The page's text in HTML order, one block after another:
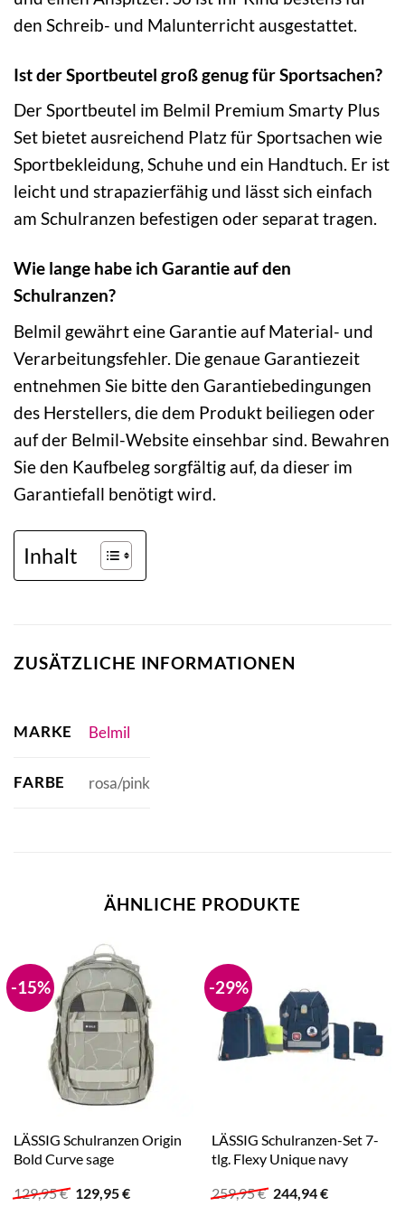
den Schreib- und Malunterricht ausgestattet.
Ist der Sportbeutel groß genug für Sportsachen?
Der Sportbeutel im Belmil Premium Smarty Plus
Set bietet ausreichend Platz für Sportsachen wie
Sportbekleidung, Schuhe und ein Handtuch. Er ist
leicht und strapazierfähig und lässt sich einfach
am Schulranzen befestigen oder separat tragen.
Wie lange habe ich Garantie auf den
Schulranzen?
Belmil gewährt eine Garantie auf Material- und
Verarbeitungsfehler. Die genaue Garantiezeit
entnehmen Sie bitte den Garantiebedingungen
des Herstellers, die dem Produkt beiliegen oder
auf der Belmil-Website einsehbar sind. Bewahren
Sie den Kaufbeleg sorgfältig auf, da dieser im
Garantiefall benötigt wird.
Inhalt
ZUSÄTZLICHE INFORMATIONEN
MARKE Belmil
FARBE rosa/pink
ÄHNLICHE PRODUKTE
-15%
LÄSSIG Schulranzen Origin
Bold Curve sage
129,95€ Ursprünglicher
Preis
129,95€Aktueller
-29%
LÄSSIG Schulranzen-Set 7-
tlg. Flexy Unique navy
259,95€ Ursprünglicher
Preis
244,94€Aktueller